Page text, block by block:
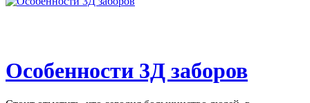
Особенности 3Д заборов